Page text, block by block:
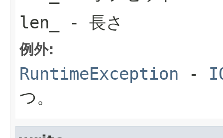
len_
- 長さ
例外:
RuntimeException -
つ。